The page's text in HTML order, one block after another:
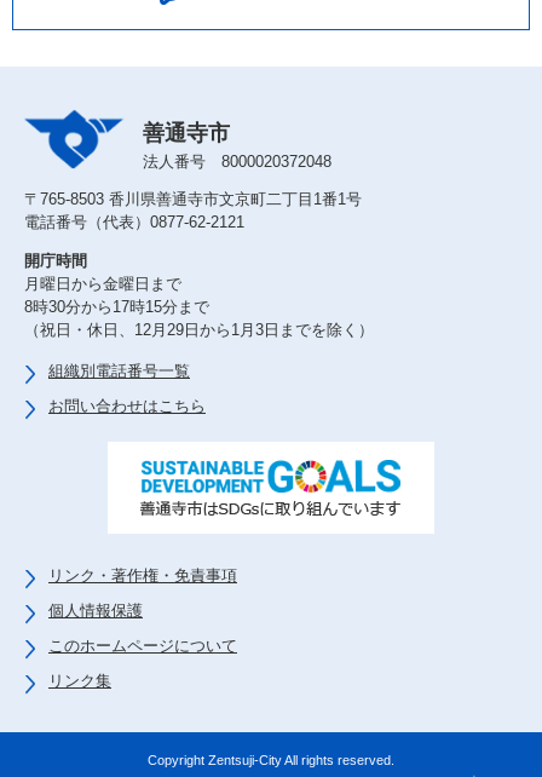
善通寺市
法人番号 8000020372048
〒765-8503 香川県善通寺市文京町二丁目1番1号
電話番号（代表）0877-62-2121
開庁時間
月曜日から金曜日まで
8時30分から17時15分まで
（祝日・休日、12月29日から1月3日までを除く）
組織別電話番号一覧
お問い合わせはこちら
リンク・著作権・免責事項
個人情報保護
このホームページについて
リンク集
Copyright Zentsuji-City All rights reserved.